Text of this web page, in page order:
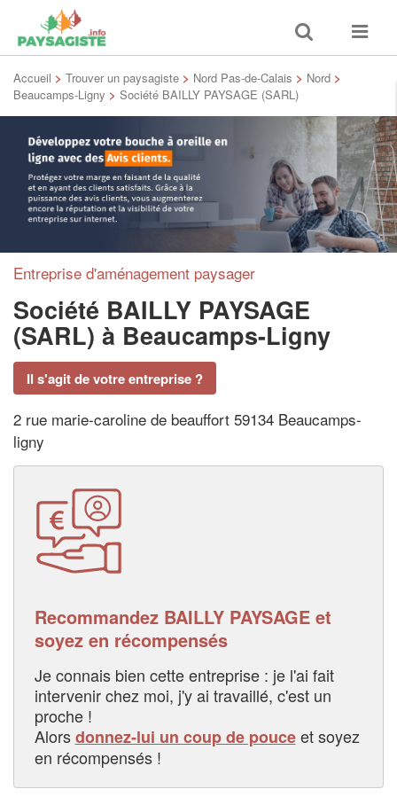
Toggle
search
Toggle
Accueil > Trouver un paysagiste > Nord Pas-de-Calais > Nord >
Beaucamps-Ligny > Société BAILLY PAYSAGE (SARL)
Entreprise d'aménagement paysager
Société BAILLY PAYSAGE
(SARL) à Beaucamps-Ligny
Il s'agit de votre entreprise ?
2 rue marie-caroline de beauffort 59134 Beaucamps-
ligny
Recommandez BAILLY PAYSAGE et
soyez en récompensés
Je connais bien cette entreprise : je l'ai fait
intervenir chez moi, j'y ai travaillé, c'est un
proche !
Alorsdonnez-lui un coup de pouceet soyez
en récompensés !